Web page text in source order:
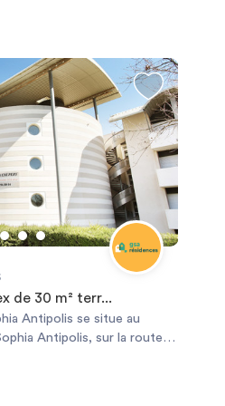
m². Tous les logements
de 30 m² terr...
Antipolis se situe au
Antipolis, sur la route
minutes à pied du centre de
à quelques minutes de
Supérieur dont le